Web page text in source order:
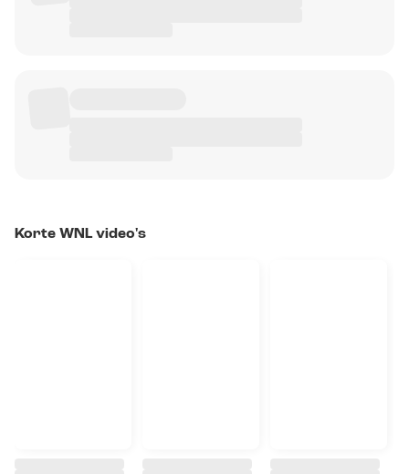
Korte WNL video's